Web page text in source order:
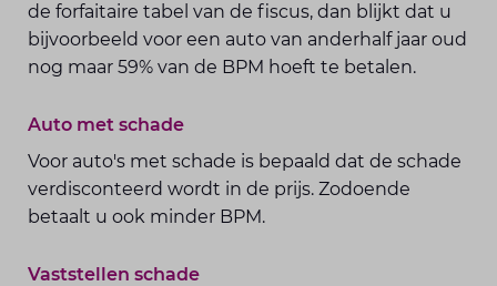
de forfaitaire tabel van de fiscus, dan blijkt dat u
bijvoorbeeld voor een auto van anderhalf jaar oud
nog maar 59% van de BPM hoeft te betalen.
Auto met schade
Voor auto's met schade is bepaald dat de schade
verdisconteerd wordt in de prijs. Zodoende
betaalt u ook minder BPM.
Vaststellen schade